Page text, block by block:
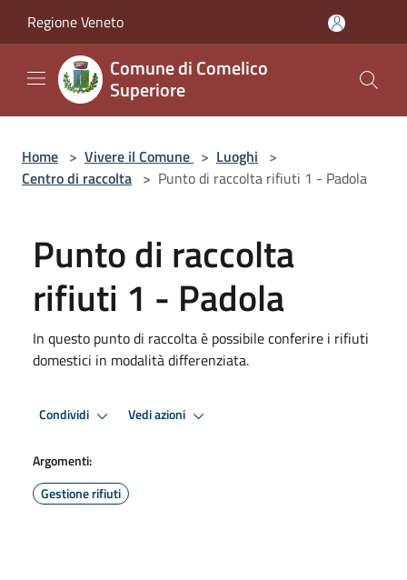
Regione Veneto
Comune di Comelico
Superiore
Home > Vivere il Comune > Luoghi >
Centro di raccolta > Punto di raccolta rifiuti 1 - Padola
Punto di raccolta
rifiuti 1 - Padola
In questo punto di raccolta è possibile conferire i rifiuti
domestici in modalità differenziata.
Condividi Vedi azioni
Argomenti:
Gestione rifiuti